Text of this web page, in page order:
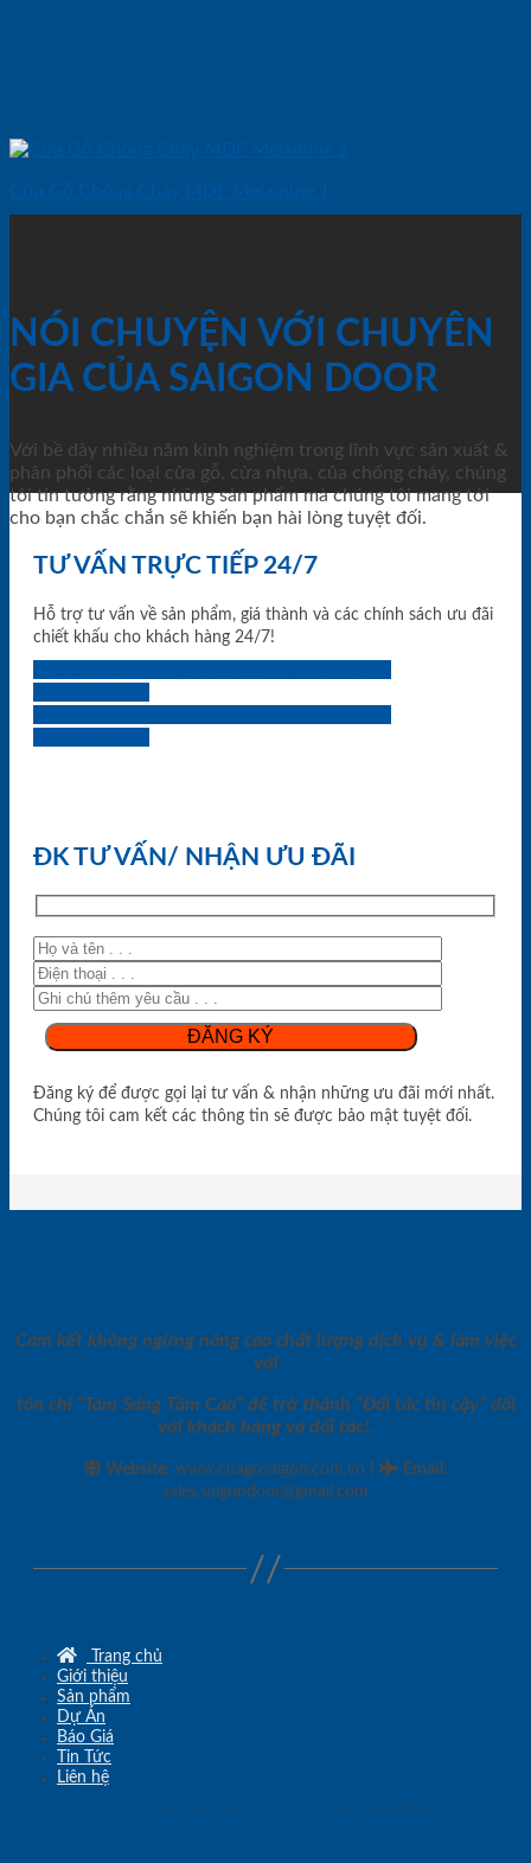
Cửa Gỗ Chống Cháy MDF Melamine 1
NÓI CHUYỆN VỚI CHUYÊN
GIA CỦA SAIGON DOOR
Với bề dày nhiều năm kinh nghiệm trong lĩnh vực sản xuất &
phân phối các loại cửa gỗ, cửa nhựa, của chống cháy, chúng
tôi tin tưởng rằng những sản phẩm mà chúng tôi mang tới
cho bạn chắc chắn sẽ khiến bạn hài lòng tuyệt đối.
TƯ VẤN TRỰC TIẾP 24/7
Hỗ trợ tư vấn về sản phẩm, giá thành và các chính sách ưu đãi
chiết khấu cho khách hàng 24/7!
ĐK TƯ VẤN/ NHẬN ƯU ĐÃI
Đăng ký để được gọi lại tư vấn & nhận những ưu đãi mới nhất.
Chúng tôi cam kết các thông tin sẽ được bảo mật tuyệt đối.
Cam kết không ngừng nâng cao chất lượng dịch vụ & làm việc
với
tôn chỉ “Tâm Sáng Tầm Cao” để trở thành “Đối tác tin cậy” đối
với khách hàng và đối tác!.
Website: www.cuagosaigon.com.vn Email :
sales.saigondoor@gmail.com
Trang chủ
Giới thiệu
Sản phẩm
Dự Án
Báo Giá
Tin Tức
Liên hệ